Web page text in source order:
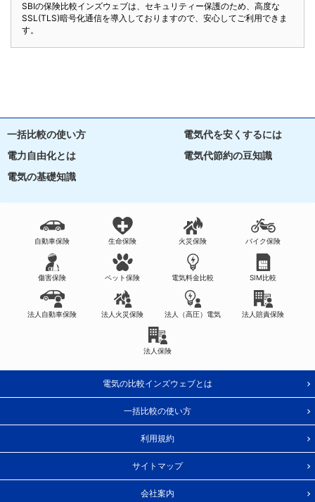
SBIの保険比較インズウェブは、セキュリティー保護のため、高度な
SSL(TLS)暗号化通信を導入しておりますので、安心してご利用できま
す。
一括比較の使い方
電気代を安くするには
電力自由化とは
電気代節約の豆知識
電気の基礎知識
自動車保険 生命保険 火災保険 バイク保険
傷害保険 ペット保険 電気料金比較 SIM比較
法人自動車保険 法人火災保険 法人（高圧）電気 法人賠責保険
法人保険
電気の比較インズウェブとは
一括比較の使い方
利用規約
サイトマップ
会社案内